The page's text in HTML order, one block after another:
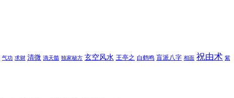
气功 求财 清微 滴天髓 独家秘方 玄空风水 王亭之 白鹤鸣 盲派八字 相面 祝由术 紫